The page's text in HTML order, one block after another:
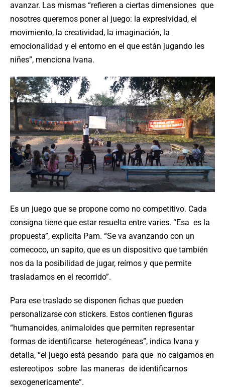
avanzar. Las mismas “refieren a ciertas dimensiones que
nosotres queremos poner al juego: la expresividad, el
movimiento, la creatividad, la imaginación, la
emocionalidad y el entorno en el que están jugando les
niñes”, menciona Ivana.
Es un juego que se propone como no competitivo. Cada
consigna tiene que estar resuelta entre varies. “Esa es la
propuesta”, explicita Pam. “Se va avanzando con un
comecoco, un sapito, que es un dispositivo que también
nos da la posibilidad de jugar, reírnos y que permite
trasladarnos en el recorrido”.
Para ese traslado se disponen fichas que pueden
personalizarse con stickers. Estos contienen figuras
“humanoides, animaloides que permiten representar
formas de identificarse heterogéneas”, indica Ivana y
detalla, “el juego está pesando para que no caigamos en
estereotipos sobre las maneras de identificarnos
sexogenericamente”.